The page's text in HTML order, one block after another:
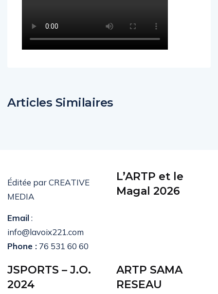
Articles Similaires
Éditée par CREATIVE
MEDIA
Email:
info@lavoix221.com
Phone : 76 531 60 60
L’ARTP et le
Magal 2026
JSPORTS – J.O.
2024
ARTP SAMA
RESEAU